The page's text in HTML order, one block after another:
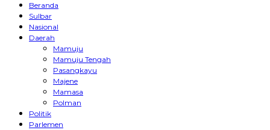
Beranda
Sulbar
Nasional
Daerah
Mamuju
Mamuju Tengah
Pasangkayu
Majene
Mamasa
Polman
Politik
Parlemen